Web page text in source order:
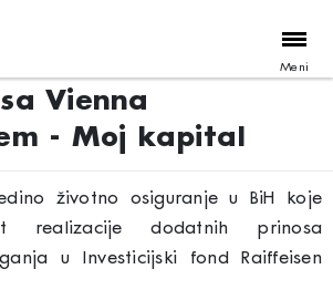
Meni
Vienna
- Moj kapital
životno osiguranje u BiH koje
realizacije dodatnih prinosa
u Investicijski fond Raiffeisen